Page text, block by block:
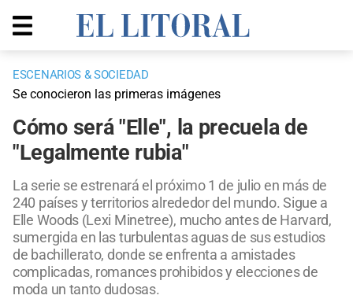
ESCENARIOS & SOCIEDAD
Se conocieron las primeras imágenes
Cómo será "Elle", la precuela de
"Legalmente rubia"
La serie se estrenará el próximo 1 de julio en más de
240 países y territorios alrededor del mundo. Sigue a
Elle Woods (Lexi Minetree), mucho antes de Harvard,
sumergida en las turbulentas aguas de sus estudios
de bachillerato, donde se enfrenta a amistades
complicadas, romances prohibidos y elecciones de
moda un tanto dudosas.